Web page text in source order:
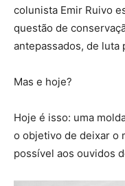
colunista Emir Ruivo
questão de
antepassados, de luta
Mas e hoje?
Hoje é isso: uma
o objetivo de deixar o
possível aos ouvidos